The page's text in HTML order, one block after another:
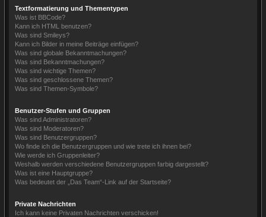
Textformatierung und Thementypen
Was ist BBCode?
Kann ich HTML benutzen?
Was sind Smileys?
Kann ich Bilder in meine Beiträge einfügen?
Was sind globale Bekanntmachungen?
Was sind Bekanntmachungen?
Was sind wichtige Themen?
Was sind geschlossene Themen?
Was sind Themen-Symbole?
Benutzer-Stufen und Gruppen
Was sind Administratoren?
Was sind Moderatoren?
Was sind Benutzergruppen?
Wo finde ich die Benutzergruppen und wie trete ich ihnen bei?
Wie werde ich Gruppenleiter?
Weshalb werden verschiedene Benutzergruppen farbig dargestellt?
Was ist eine Hauptgruppe?
Was bedeutet der „Das Team“-Link auf der Startseite?
Private Nachrichten
Ich kann keine Privaten Nachrichten verschicken!